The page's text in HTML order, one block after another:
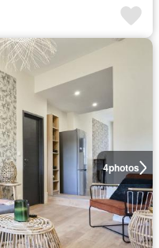
4photos